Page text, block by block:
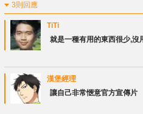
3則回應
TiTi
就是一種有用的東西很少,沒
漢堡經理
讓自己非常愜意官方宣傳片